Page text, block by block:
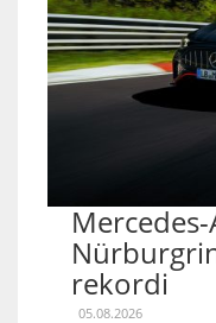
rekordi
05.08.2026